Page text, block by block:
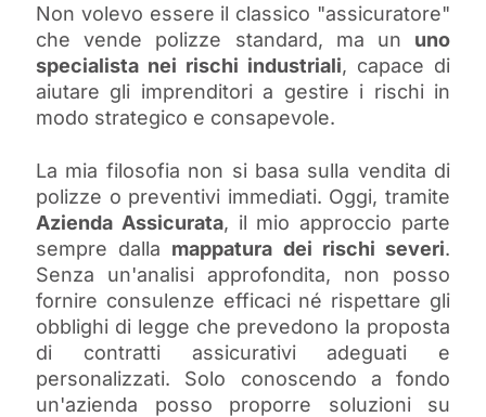
Non volevo essere il classico "assicuratore"
che vende polizze standard, ma un uno
specialista nei rischi industriali, capace di
aiutare gli imprenditori a gestire i rischi in
modo strategico e consapevole.
La mia filosofia non si basa sulla vendita di
polizze o preventivi immediati. Oggi, tramite
Azienda Assicurata, il mio approccio parte
sempre dalla mappatura dei rischi severi.
Senza un'analisi approfondita, non posso
fornire consulenze efficaci né rispettare gli
obblighi di legge che prevedono la proposta
di contratti assicurativi adeguati e
personalizzati. Solo conoscendo a fondo
un'azienda posso proporre soluzioni su